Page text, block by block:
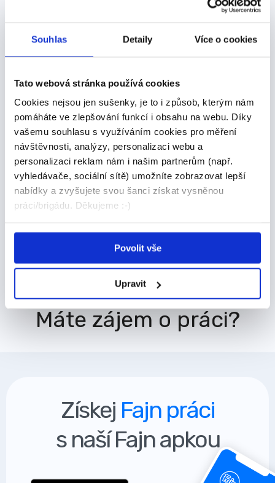
Souhlas Detaily Více o cookies
Tato webová stránka používá cookies
Cookies nejsou jen sušenky, je to i způsob, kterým nám
pomáháte ve zlepšování funkcí i obsahu na webu. Díky
vašemu souhlasu s využíváním cookies pro měření
návštěvnosti, analýzy, personalizaci webu a
personalizaci reklam nám i našim partnerům (např.
vyhledávače, sociální sítě) umožníte zobrazovat lepší
nabídky a zvyšujete svou šanci získat vysněnou
práci/brigádu. Děkujeme :-)
Povolit vše
Upravit
Min. vzdělání:
Vyučen
Zadavatel:
VIT VOLHEJN
Odpovědět
Máte zájem o práci?
Získej Fajn práci
s naší Fajn apkou